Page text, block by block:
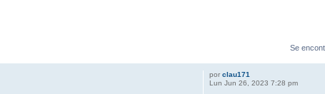
Se
porclau171
Lun Jun 26, 2023 7:28 pm